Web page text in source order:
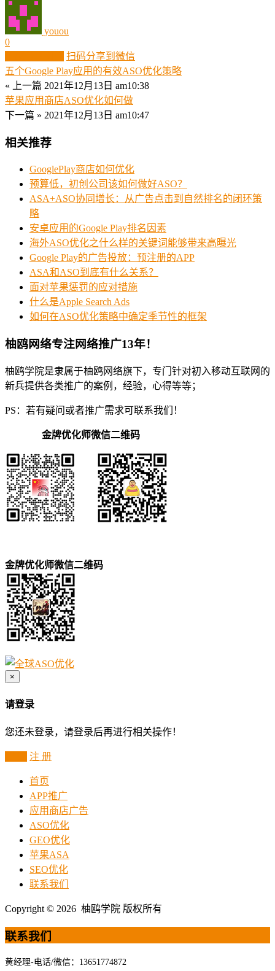
youou
0
扫码分享到微信
五个Google Play应用的有效ASO优化策略
« 上一篇 2021年12月13日 am10:38
苹果应用商店ASO优化如何做
下一篇 » 2021年12月13日 am10:47
相关推荐
GooglePlay商店如何优化
预算低，初创公司该如何做好ASO？
ASA+ASO协同增长：从广告点击到自然排名的闭环策
略
安卓应用的Google Play排名因素
海外ASO优化之什么样的关键词能够带来高曝光
Google Play的广告投放：预注册的APP
ASA和ASO到底有什么关系？
面对苹果惩罚的应对措施
什么是Apple Search Ads
如何在ASO优化策略中确定季节性的框架
柚鸥网络专注网络推广13年！
柚鸥学院是隶属于柚鸥网络旗下，专门针对初入移动互联网的
新兵提供各类推广的案例，经验，心得等等；
PS：若有疑问或者推广需求可联系我们！
金牌优化师微信二维码
金牌优化师微信二维码
×
请登录
您还未登录，请登录后再进行相关操作！
注 册
首页
APP推广
应用商店广告
ASO优化
GEO优化
苹果ASA
SEO优化
联系我们
Copyright © 2026 柚鸥学院 版权所有
联系我们
黄经理-电话/微信：13651774872